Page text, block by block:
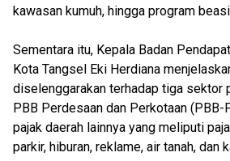
kawasan kumuh, hingga program
Sementara itu, Kepala Badan
Kota Tangsel Eki Herdiana
diselenggarakan terhadap tiga sektor
PBB Perdesaan dan Perkotaan (PBB-
pajak daerah lainnya yang meliputi
parkir, hiburan, reklame, air tanah, dan